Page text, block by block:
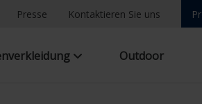
Presse Kontaktieren Sie uns
Outdoor